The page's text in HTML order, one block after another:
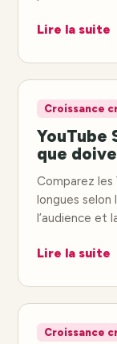
Lire la suite
Croissance
YouTube
que
Comparez les
longues
l’audience et
Lire la suite
Croissance